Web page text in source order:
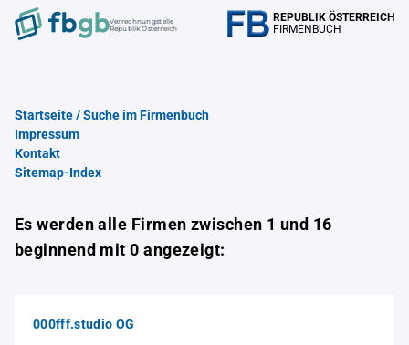
Verrechnungstelle
Republik Österreich
REPUBLIK ÖSTERREICH
FIRMENBUCH
Startseite / Suche im Firmenbuch
Impressum
Kontakt
Sitemap-Index
Es werden alle Firmen zwischen 1 und 16
beginnend mit 0 angezeigt:
000fff.studio OG